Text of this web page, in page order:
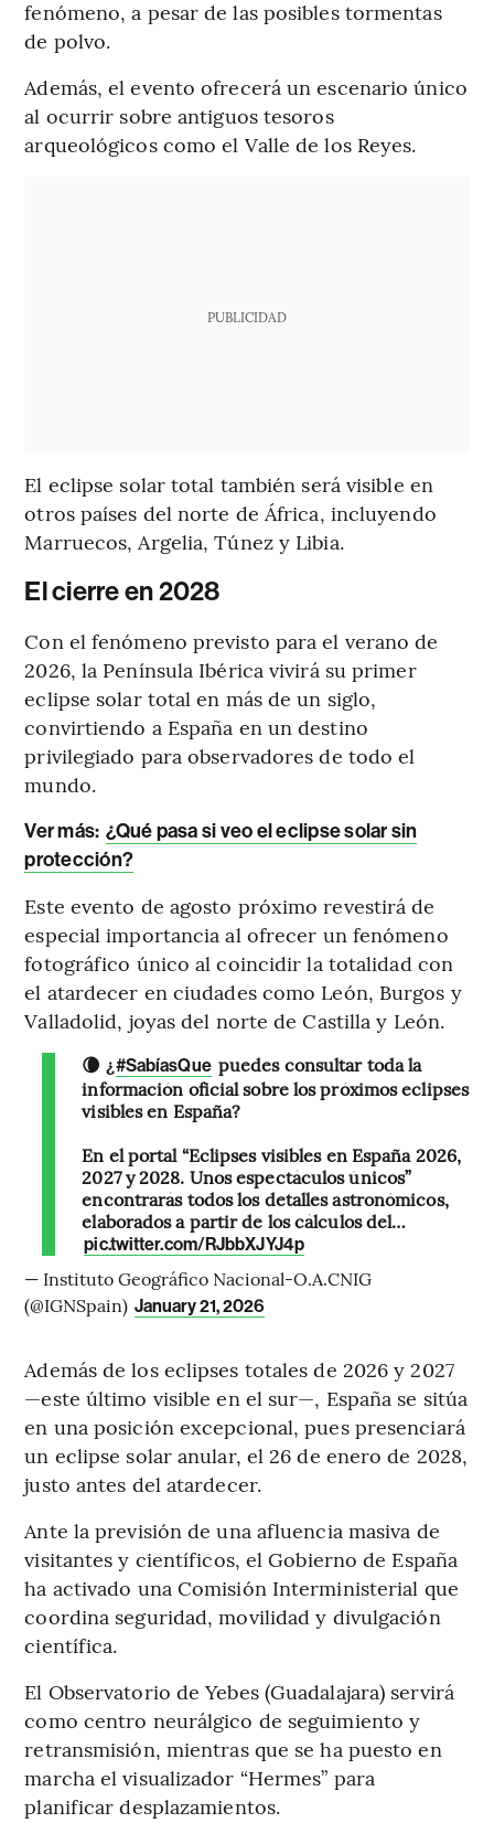
fenómeno, a pesar de las posibles tormentas
de polvo.
Además, el evento ofrecerá un escenario único
al ocurrir sobre antiguos tesoros
arqueológicos como el Valle de los Reyes.
PUBLICIDAD
El eclipse solar total también será visible en
otros países del norte de África, incluyendo
Marruecos, Argelia, Túnez y Libia.
El cierre en 2028
Con el fenómeno previsto para el verano de
2026, la Península Ibérica vivirá su primer
eclipse solar total en más de un siglo,
convirtiendo a España en un destino
privilegiado para observadores de todo el
mundo.
Ver más: ¿Qué pasa si veo el eclipse solar sin
protección?
Este evento de agosto próximo revestirá de
especial importancia al ofrecer un fenómeno
fotográfico único al coincidir la totalidad con
el atardecer en ciudades como León, Burgos y
Valladolid, joyas del norte de Castilla y León.
🌘 ¿#SabíasQue puedes consultar toda la
información oficial sobre los próximos eclipses
visibles en España?
En el portal “Eclipses visibles en España 2026,
2027 y 2028. Unos espectáculos únicos”
encontrarás todos los detalles astronómicos,
elaborados a partir de los cálculos del…
pic.twitter.com/RJbbXJYJ4p
— Instituto Geográfico Nacional-O.A.CNIG
(@IGNSpain) January 21, 2026
Además de los eclipses totales de 2026 y 2027
—este último visible en el sur—, España se sitúa
en una posición excepcional, pues presenciará
un eclipse solar anular, el 26 de enero de 2028,
justo antes del atardecer.
Ante la previsión de una afluencia masiva de
visitantes y científicos, el Gobierno de España
ha activado una Comisión Interministerial que
coordina seguridad, movilidad y divulgación
científica.
El Observatorio de Yebes (Guadalajara) servirá
como centro neurálgico de seguimiento y
retransmisión, mientras que se ha puesto en
marcha el visualizador “Hermes” para
planificar desplazamientos.